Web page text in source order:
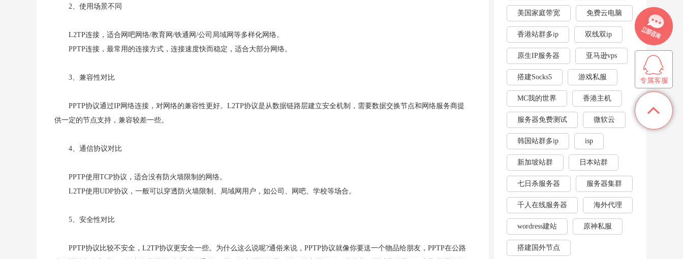
2、使用场景不同
L2TP连接，适合网吧网络/教育网/铁通网/公司局域网等多样化网络。
PPTP连接，最常用的连接方式，连接速度快而稳定，适合大部分网络。
3、兼容性对比
PPTP协议通过IP网络连接，对网络的兼容性更好。L2TP协议是从数据链路层建立安全机制，需要数据交换节点和网络服务商提
供一定的节点支持，兼容较差一些。
4、通信协议对比
PPTP使用TCP协议，适合没有防火墙限制的网络。
L2TP使用UDP协议，一般可以穿透防火墙限制、局域网用户，如公司、网吧、学校等场合。
5、安全性对比
PPTP协议比较不安全，L2TP协议更安全一些。为什么这么说呢?通俗来说，PPTP协议就像你要送一个物品给朋友，PPTP在公路
美国家庭带宽 免费云电脑
香港站群多ip 双线双ip
原生IP服务器 亚马逊vps
搭建Socks5 游戏私服
MC我的世界 香港主机
服务器免费测试 微软云
韩国站群多ip isp
新加坡站群 日本站群
七日杀服务器 服务器集群
千人在线服务器 海外代理
wordress建站 原神私服
搭建国外节点
专属客服